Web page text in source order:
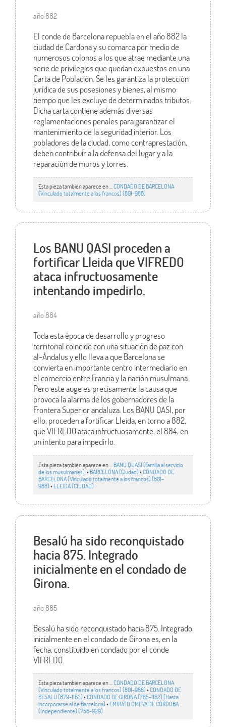
año 882
El conde de Barcelona repuebla en el año 882 la
ciudad de Cardona y su comarca por medio de
numerosos colonos a los que atrae mediante una
serie de privilegios que quedan expuestos en una
Carta de Población. Se les garantiza la protección
jurídica de sus posesiones y bienes, al mismo
tiempo que les excluye de determinados tributos.
Dicha carta contiene además diversas
reglamentaciones penales para garantizar el
mantenimiento de la seguridad interior. Los
pobladores de la ciudad, como contraprestación,
deben contribuir a la defensa del lugar y a la
reparación de muros y torres.
Esta pieza también aparece en ... CONDADO DE BARCELONA
(Vinculado totalmente a los francos) (801-988)
Los BANU QASI proceden a
fortificar Lleida que VIFREDO
ataca infructuosamente
intentando impedirlo.
año 884
Toda esta época de desarrollo y progreso
territorial coincide con una situación de paz con
al-Ándalus y ello lleva a que Barcelona se
convierta en importante centro intermediario en
el comercio entre Francia y la nación musulmana.
Pero este auge es precisamente la causa que
provoca la alarma de los gobernadores de la
Frontera Superior andaluza. Los BANU QASI, por
ello, proceden a fortificar Lleida, en torno a 882,
que VIFREDO ataca infructuosamente, el 884, en
un intento para impedirlo.
Esta pieza también aparece en ... BANU QUASI (Familia al servicio
de los musulmanes)• BARCELONA (Ciudad)•CONDADO DE
BARCELONA (Vinculado totalmente a los francos) (801-
988)• LLEIDA (CIUDAD)
Besalú ha sido reconquistado
hacia 875. Integrado
inicialmente en el condado de
Girona.
año 885
Besalú ha sido reconquistado hacia 875. Integrado
inicialmente en el condado de Girona es, en la
fecha, constituido en condado por el conde
VIFREDO.
Esta pieza también aparece en ... CONDADO DE BARCELONA
(Vinculado totalmente a los francos) (801-988)•CONDADO DE
BESALÚ (879-1162)•CONDADO DE GIRONA (785-1162) (Hasta
incorporarse al de Barcelona)• EMIRATO OMEYA DE CÓRDOBA
(Independiente) (756-929)